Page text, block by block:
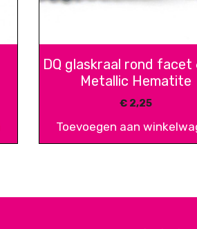
DQ glaskraal rond facet
Metallic Hematite
€ 2,25
Toevoegen aan